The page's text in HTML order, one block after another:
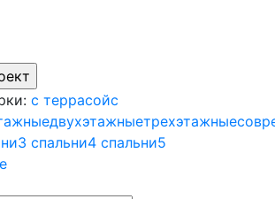
с террасойс
двухэтажныетрехэтажные
3 спальни4 спальни5